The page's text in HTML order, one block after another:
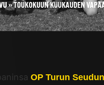
»TOUKOKUUN KUUKAUDEN
OP Turun Seudun